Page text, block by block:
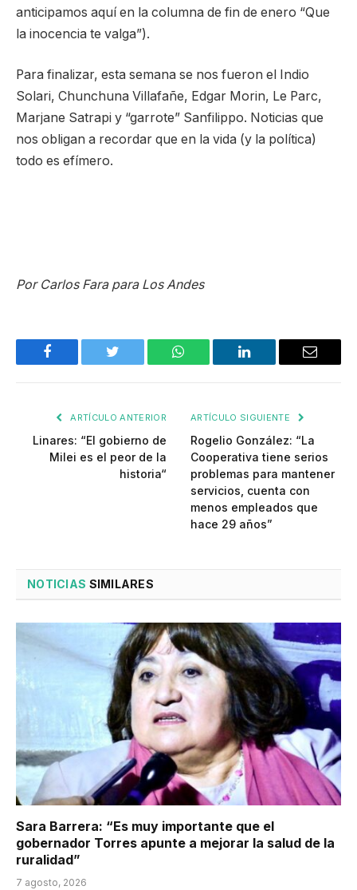
anticipamos aquí en la columna de fin de enero “Que
la inocencia te valga”).
Para finalizar, esta semana se nos fueron el Indio
Solari, Chunchuna Villafañe, Edgar Morin, Le Parc,
Marjane Satrapi y “garrote” Sanfilippo. Noticias que
nos obligan a recordar que en la vida (y la política)
todo es efímero.
Por Carlos Fara para Los Andes
Facebook Twitter WhatsApp LinkedIn Email
ARTÍCULO ANTERIOR
Linares: “El gobierno de
Milei es el peor de la
historia“
ARTÍCULO SIGUIENTE
Rogelio González: “La
Cooperativa tiene serios
problemas para mantener
servicios, cuenta con
menos empleados que
hace 29 años”
NOTICIAS SIMILARES
Sara Barrera: “Es muy importante que el
gobernador Torres apunte a mejorar la salud de la
ruralidad”
7 agosto, 2026